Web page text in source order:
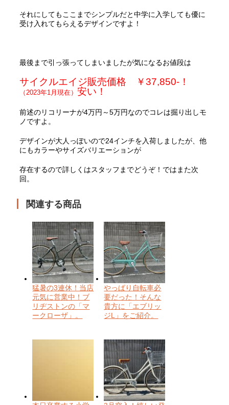
それにしてもここまでシンプルだと中学に入学しても優に
受け入れてもらえるデザインですよ！
最後まで引っ張ってしまいましたが気になるお値段は
サイクルエイジ販売価格 ￥37,850-！
（2023年1月現在）安い！
前述のリコリーナが4万円～5万円なのでコレは掘り出しモ
ノですよ。
デザインが大人っぽいので24インチを入荷しましたが、他
にもカラーやサイズバリエーションが
存在するので詳しくはスタッフまでどうぞ！ではまた次
回。
関連する商品
猛暑の3連休！当店
元気に営業中！ブ
リヂストンの「マ
ークローザ」。
やっぱり自転車必
要だった！そんな
貴方に「エブリッ
ジL」をご紹介。